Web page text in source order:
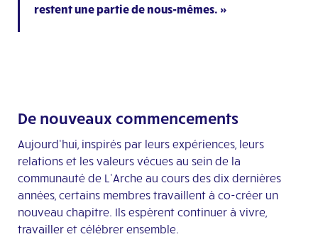
restent une partie de nous-mêmes. »
De nouveaux commencements
Aujourd’hui, inspirés par leurs expériences, leurs
relations et les valeurs vécues au sein de la
communauté de L’Arche au cours des dix dernières
années, certains membres travaillent à co-créer un
nouveau chapitre. Ils espèrent continuer à vivre,
travailler et célébrer ensemble.